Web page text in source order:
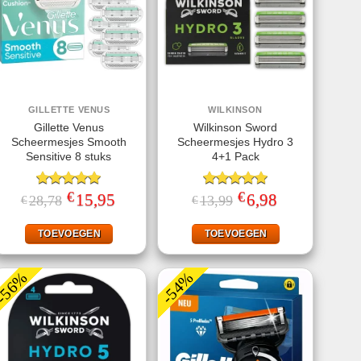
GILLETTE VENUS
Gillette Venus
Scheermesjes Smooth
Sensitive 8 stuks
Gewaardeerd
5.00uit 5
€28,78 Oorspronkelijke
prijs
€28,78.
€ 15,95
TOEVOEGEN
WILKINSON
Wilkinson Sword
Scheermesjes Hydro 3
4+1 Pack
Gewaardeerd
5.00 uit 5
€13,99 Oorspronkelijke
prijs
€13,99.
€6,98
€6,98.
TOEVOEGEN
-54%